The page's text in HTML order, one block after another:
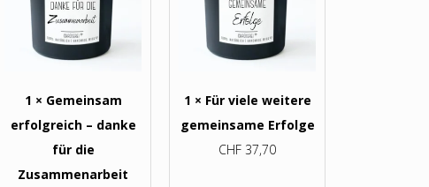
1 × Gemeinsam
erfolgreich – danke
für die
Zusammenarbeit
1 × Für viele weitere
gemeinsame Erfolge
CHF 37,70